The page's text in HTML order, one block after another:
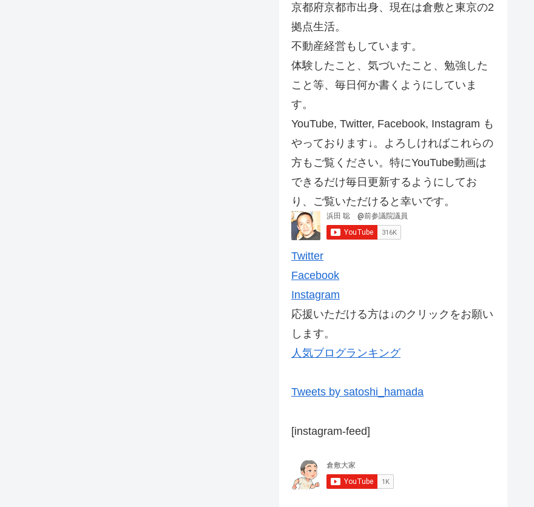
京都府京都市出身、現在は倉敷と東京の2
拠点生活。
不動産経営もしています。
体験したこと、気づいたこと、勉強した
こと等、毎日何か書くようにしていま
す。
YouTube, Twitter, Facebook, Instagram も
やっております↓。よろしければこれらの
方もご覧ください。特にYouTube動画は
できるだけ毎日更新するようにしてお
り、ご覧いただけると幸いです。
Twitter
Facebook
Instagram
応援いただける方は↓のクリックをお願い
します。
人気ブログランキング
Tweets by satoshi_hamada
[instagram-feed]